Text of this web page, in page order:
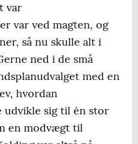
var
var ved magten, og
så nu skulle alt i
ned i de små
med en
hvordan
udvikle sig til én stor
en modvægt til